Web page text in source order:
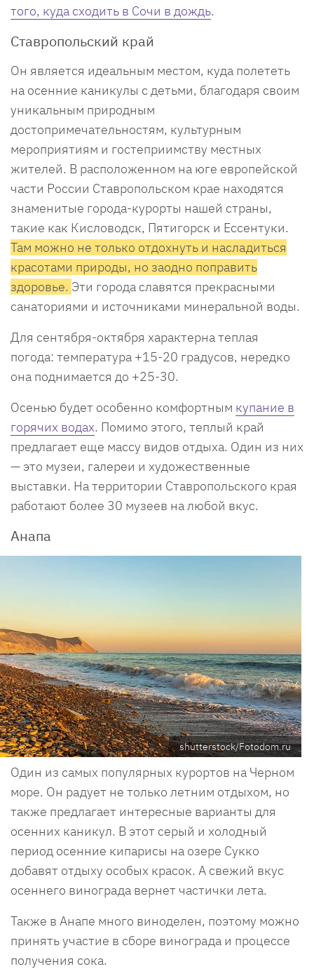
того, куда сходить в Сочи в дождь.
Ставропольский край
Он является идеальным местом, куда полететь
на осенние каникулы с детьми, благодаря своим
уникальным природным
достопримечательностям, культурным
мероприятиям и гостеприимству местных
жителей. В расположенном на юге европейской
части России Ставропольском крае находятся
знаменитые города-курорты нашей страны,
такие как Кисловодск, Пятигорск и Ессентуки.
Там можно не только отдохнуть и насладиться
красотами природы, но заодно поправить
здоровье. Эти города славятся прекрасными
санаториями и источниками минеральной воды.
Для сентября-октября характерна теплая
погода: температура +15-20 градусов, нередко
она поднимается до +25-30.
Осенью будет особенно комфортным купание в
горячих водах. Помимо этого, теплый край
предлагает еще массу видов отдыха. Один из них
— это музеи, галереи и художественные
выставки. На территории Ставропольского края
работают более 30 музеев на любой вкус.
Анапа
shutterstock/Fotodom.ru
Один из самых популярных курортов на Черном
море. Он радует не только летним отдыхом, но
также предлагает интересные варианты для
осенних каникул. В этот серый и холодный
период осенние кипарисы на озере Сукко
добавят отдыху особых красок. А свежий вкус
осеннего винограда вернет частички лета.
Также в Анапе много виноделен, поэтому можно
принять участие в сборе винограда и процессе
получения сока.